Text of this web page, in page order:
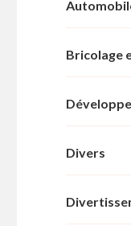
Bricolage
Divers